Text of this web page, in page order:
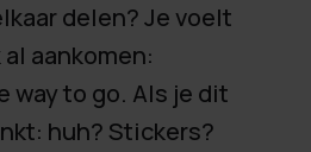
delen? Je voelt
aankomen:
way to go. Als je dit
huh? Stickers?